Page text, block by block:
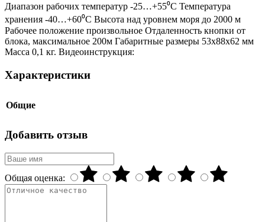
Диапазон рабочих температур -25…+55⁰С Температура
хранения -40…+60⁰С Высота над уровнем моря до 2000 м
Рабочее положение произвольное Отдаленность кнопки от
блока, максимальное 200м Габаритные размеры 53х88х62 мм
Масса 0,1 кг. Видеоинструкция:
Характеристики
Общие
Добавить отзыв
Общая оценка: